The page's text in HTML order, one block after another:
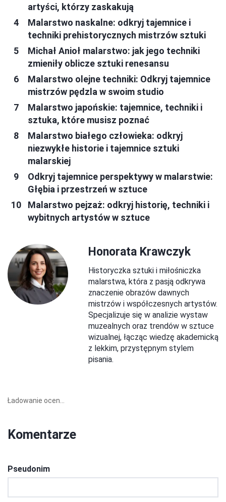
artyści, którzy zaskakują
Malarstwo naskalne: odkryj tajemnice i
techniki prehistorycznych mistrzów sztuki
Michał Anioł malarstwo: jak jego techniki
zmieniły oblicze sztuki renesansu
Malarstwo olejne techniki: Odkryj tajemnice
mistrzów pędzla w swoim studio
Malarstwo japońskie: tajemnice, techniki i
sztuka, które musisz poznać
Malarstwo białego człowieka: odkryj
niezwykłe historie i tajemnice sztuki
malarskiej
Odkryj tajemnice perspektywy w malarstwie:
Głębia i przestrzeń w sztuce
Malarstwo pejzaż: odkryj historię, techniki i
wybitnych artystów w sztuce
Honorata Krawczyk
Historyczka sztuki i miłośniczka
malarstwa, która z pasją odkrywa
znaczenie obrazów dawnych
mistrzów i współczesnych artystów.
Specjalizuje się w analizie wystaw
muzealnych oraz trendów w sztuce
wizualnej, łącząc wiedzę akademicką
z lekkim, przystępnym stylem
pisania.
Ładowanie ocen...
Komentarze
Pseudonim